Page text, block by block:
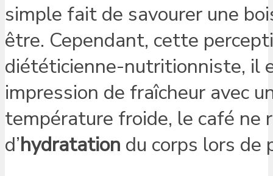
simple fait de savourer une
être. Cependant, cette
diététicienne-nutritionniste, il
impression de fraîcheur avec
température froide, le café ne
d’hydratation du corps lors de